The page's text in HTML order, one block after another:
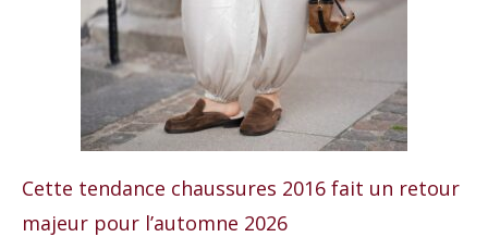
Cette tendance chaussures 2016 fait un retour
majeur pour l’automne 2026